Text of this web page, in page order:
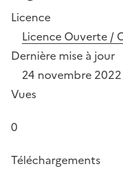
Licence
Licence Ouverte /
Dernière mise à jour
24 novembre 2022
Vues
0
Téléchargements